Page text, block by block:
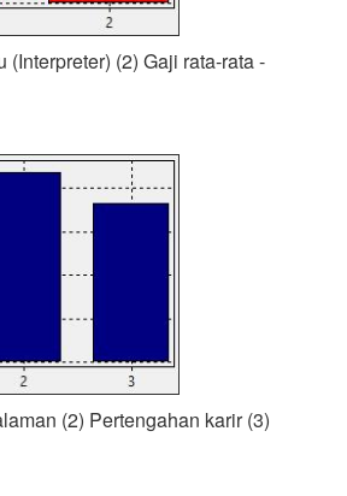
(Interpreter) (2) Gaji rata-rata -
(2) Pertengahan karir (3)